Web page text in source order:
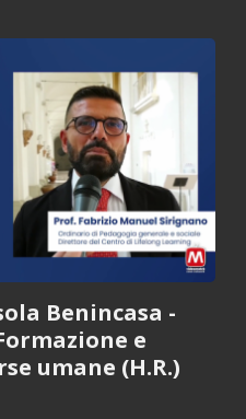
Benincasa -
e
umane (H.R.)